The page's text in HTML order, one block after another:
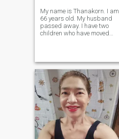
My name is Thanakorn. I am
66 years old. My husband
passed away. I have two
children who have moved
husband, a lover, and a
mentor to care for me in my
later years. I am a